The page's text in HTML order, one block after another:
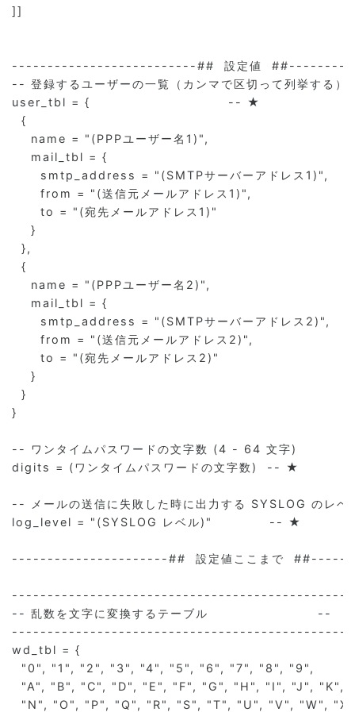
]]
--------------------------##  設定値
-- 登録するユーザーの一覧（カンマで区切って列挙する）
user_tbl = {                             -- ★
  {
    name = "(PPPユーザー名1)",
    mail_tbl = {
      smtp_address = "(SMTPサーバーアドレス1)",
      from = "(送信元メールアドレス1)",
      to = "(宛先メールアドレス1)"
    }
  },
  {
    name = "(PPPユーザー名2)",
    mail_tbl = {
      smtp_address = "(SMTPサーバーアドレス2)",
      from = "(送信元メールアドレス2)",
      to = "(宛先メールアドレス2)"
    }
  }
}
-- ワンタイムパスワードの文字数 (4 - 64 文字)
digits = (ワンタイムパスワードの文字数)  -- ★
-- メールの送信に失敗した時に出力する SYSLOG の
log_level = "(SYSLOG レベル)"            -- ★
----------------------##  設定値ここまで
-- 乱数を文字に変換するテーブル                       --
wd_tbl = {
  "0", "1", "2", "3", "4", "5", "6", "7", "8", "9",
"A", "B", "C", "D", "E", "F", "G", "H", "I", "J", "K",
"N", "O", "P", "Q", "R", "S", "T", "U", "V", "W",